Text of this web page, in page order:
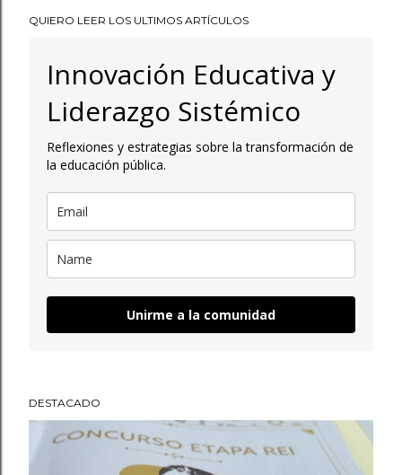
t
QUIERO LEER LOS ULTIMOS ARTÍCULOS
Innovación Educativa y
Liderazgo Sistémico
Reflexiones y estrategias sobre la transformación de
la educación pública.
Unirme a la comunidad
DESTACADO